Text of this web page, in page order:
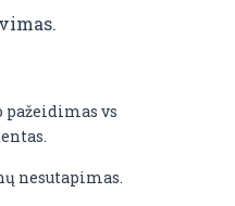
pažeidimas vs
nesutapimas.